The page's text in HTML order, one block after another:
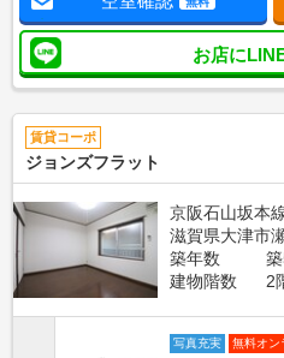
お店に
賃貸コーポ
ジョンズフラット
京阪石山坂本
滋賀県大津市
築年数
建物階数
2
写真充実 無料オン